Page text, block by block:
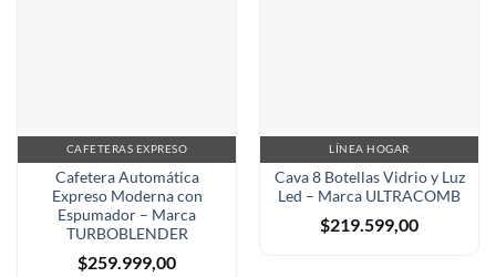
CAFETERAS EXPRESO
Cafetera Automática
Expreso Moderna con
Espumador – Marca
TURBOBLENDER
$259.999,00
LÍNEA HOGAR
Cava 8 Botellas Vidrio y Luz
Led – Marca ULTRACOMB
$219.599,00